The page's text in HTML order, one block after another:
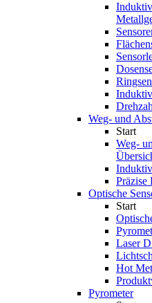
Weg- und
Start
Weg-
Präzise
Optische
Start
Laser
Hot
Pyrometer